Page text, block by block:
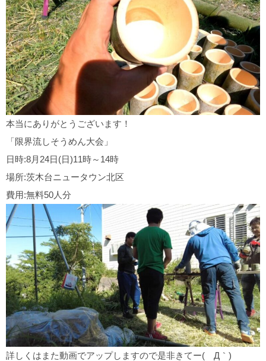
本当にありがとうございます！
「限界流しそうめん大会」
日時:8月24日(日)11時～14時
場所:茨木台ニュータウン北区
費用:無料50人分
詳しくはまた動画でアップしますので是非きてー(´Д｀)